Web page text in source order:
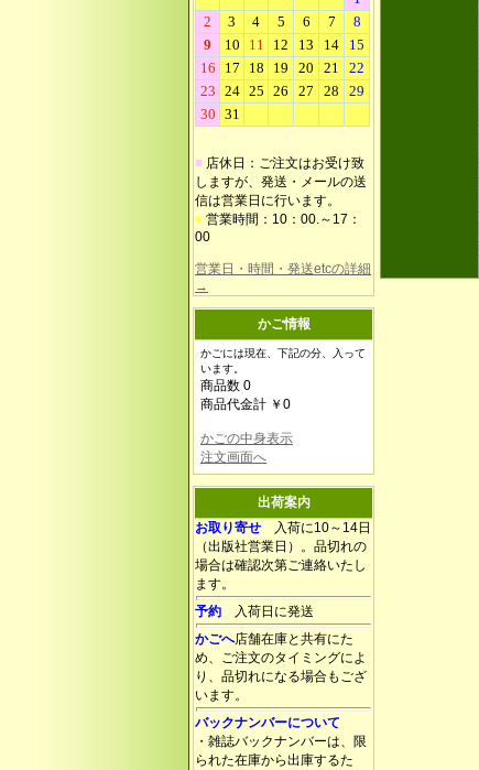
■ 店休日：ご注文はお受け致
しますが、発送・メールの送
信は営業日に行います。
■ 営業時間：10：00.～17：
00
営業日・時間・発送etcの詳細
→
かご情報
かごには現在、下記の分、入って
います。
商品数 0
商品代金計 ￥0
かごの中身表示
注文画面へ
出荷案内
お取り寄せ 入荷に10～14日
（出版社営業日）。品切れの
場合は確認次第ご連絡いたし
ます。
予約 入荷日に発送
かごへ店舗在庫と共有にた
め、ご注文のタイミングによ
り、品切れになる場合もござ
います。
バックナンバーについて
・雑誌バックナンバーは、限
られた在庫から出庫するた